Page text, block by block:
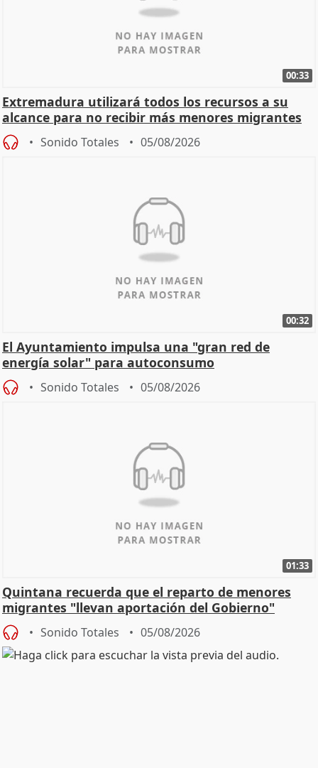
00:33
Extremadura utilizará todos los recursos a su
alcance para no recibir más menores migrantes
Sonido Totales 05/08/2026
00:32
El Ayuntamiento impulsa una "gran red de
energía solar" para autoconsumo
Sonido Totales 05/08/2026
01:33
Quintana recuerda que el reparto de menores
migrantes "llevan aportación del Gobierno"
central
Sonido Totales 05/08/2026